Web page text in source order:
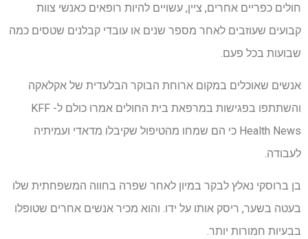
חולים כפריים אחרים, ציין, עשויים להיות רופאים כאנשי צוות
קבועים שעוזבים לאחר מספר שנים או עובדי קבלנים שטסים כמה
שבועות בכל פעם.
אנשים שאוכלים במקום ארוחת הבוקר הבלעדית של אקלאקה
והשתתפו בפגישות במרפאת בית החולים אמרו כולם ל- KFF
Health News כי הם שמחו מהטיפול שקיבלו מדאדי ועמיתיה
לעבודה.
בן ברוסקי נאלץ לבקר במיון לאחר שפרה בחווה המשפחתית שלו
בעטה בשער, ריסק אותו על ידו. והוא מכיר אנשים אחרים שטופלו
בבעיות חמורות יותר.